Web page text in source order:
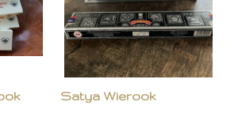
Satya Wierook